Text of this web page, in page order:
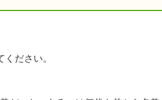
ださい。